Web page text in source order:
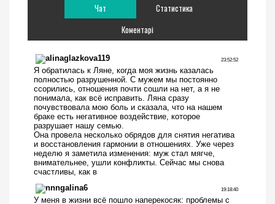
Чат
Статистика
Коментарі